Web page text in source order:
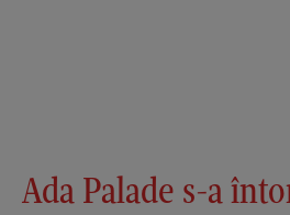
Ada Palade s-a